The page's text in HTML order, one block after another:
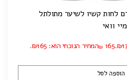
מיי וואי
₪ 165 המחיר הנוכחי הוא: ₪165.
הוספה לסל